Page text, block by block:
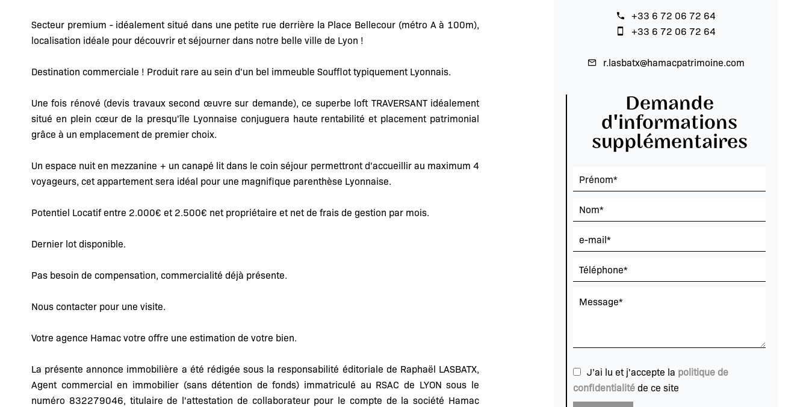
Secteur premium - idéalement situé dans une petite rue derrière la Place Bellecour (métro A à 100m),
localisation idéale pour découvrir et séjourner dans notre belle ville de Lyon !
Destination commerciale ! Produit rare au sein d'un bel immeuble Soufflot typiquement Lyonnais.
Une fois rénové (devis travaux second œuvre sur demande), ce superbe loft TRAVERSANT idéalement
situé en plein cœur de la presqu'île Lyonnaise conjuguera haute rentabilité et placement patrimonial
grâce à un emplacement de premier choix.
Un espace nuit en mezzanine + un canapé lit dans le coin séjour permettront d'accueillir au maximum 4
voyageurs, cet appartement sera idéal pour une magnifique parenthèse Lyonnaise.
Potentiel Locatif entre 2.000€ et 2.500€ net propriétaire et net de frais de gestion par mois.
Dernier lot disponible.
Pas besoin de compensation, commercialité déjà présente.
Nous contacter pour une visite.
Votre agence Hamac votre offre une estimation de votre bien.
La présente annonce immobilière a été rédigée sous la responsabilité éditoriale de Raphaël LASBATX,
Agent commercial en immobilier (sans détention de fonds) immatriculé au RSAC de LYON sous le
numéro 832279046, titulaire de l'attestation de collaborateur pour le compte de la société Hamac
+33 6 72 06 72 64
+33 6 72 06 72 64
r.lasbatx@hamacpatrimoine.com
Demande
d'informations
supplémentaires
J’ai lu et j'accepte la politique de
confidentialité de ce site